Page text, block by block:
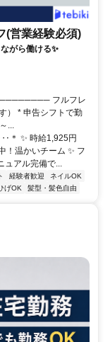
(営業経験必須)
がら働ける✨
フルフレ
） * 申告シフトで勤
...
✨ 時給1,925円
！温かいチーム ✨ フ
ュアル完備で...
経験者歓迎
ネイルOK
げOK 髪型・髪色自由